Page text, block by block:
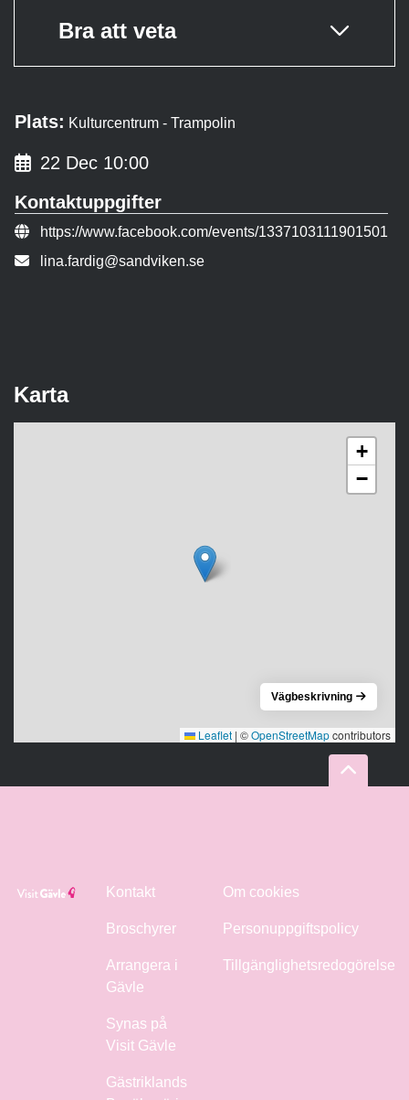
Bra att veta
Plats: Kulturcentrum - Trampolin
22 Dec 10:00
Kontaktuppgifter
Evenemangslänk:
https://www.facebook.com/events/1337103111901501
E-post:
lina.fardig@sandviken.se
Karta
+
−
Leaflet | ©OpenStreetMapcontributors
Vägbeskrivning
Kontakt
Broschyrer
Arrangera i
Gävle
Synas på
Visit Gävle
Gästriklands
Om cookies
Personuppgiftspolicy
Tillgänglighetsredogörelse